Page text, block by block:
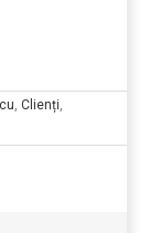
, Clienți,